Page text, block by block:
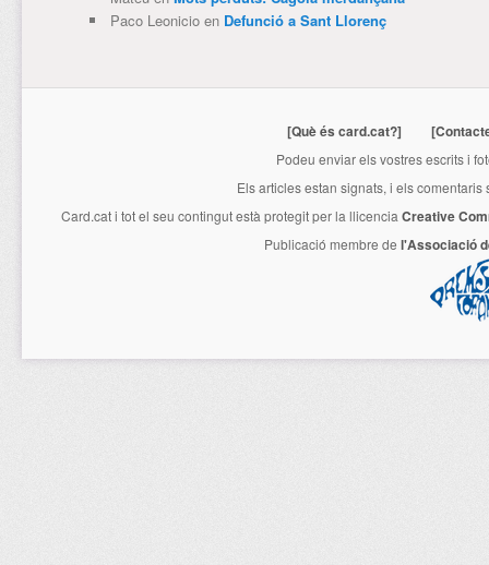
Paco Leonicioen Defunció a Sant Llorenç
[Què és card.cat?]
Podeu enviar els vostres escrits i
Els articles estan signats, i els
Card.cati tot el seu contingut està protegit per la llicencia Creative
Publicació membre de l'Associació